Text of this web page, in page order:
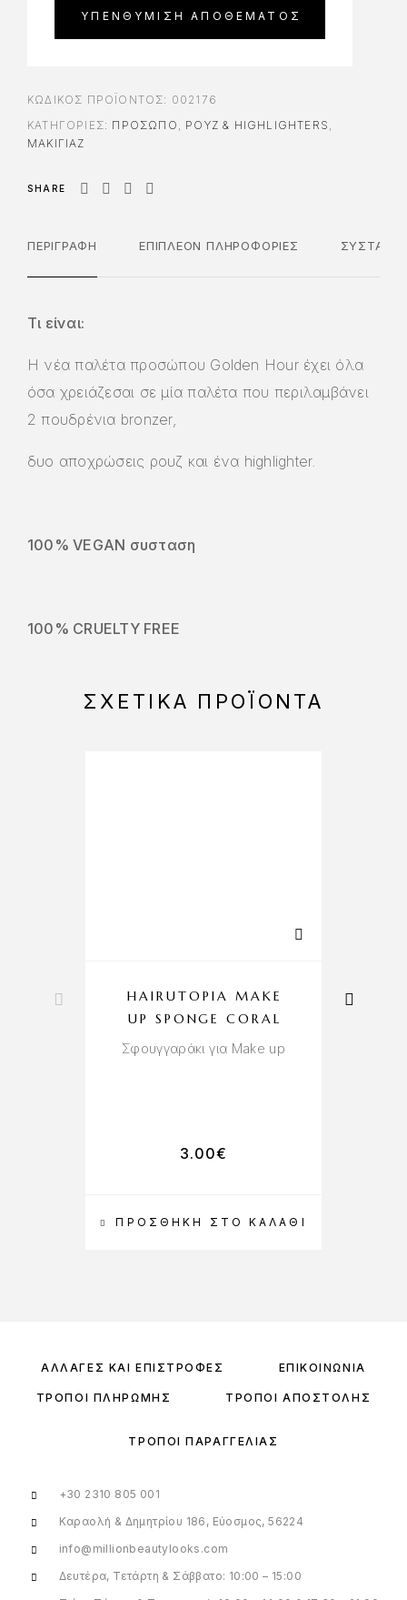
ΚΩΔΙΚΌΣ ΠΡΟΪΌΝΤΟΣ: 002176
ΚΑΤΗΓΟΡΊΕΣ: ΠΡΌΣΩΠΟ ΡΟΥΖ & HIGHLIGHTERS
ΜΑΚΙΓΙΑΖ
SHARE
ΠΕΡΙΓΡΑΦΉ ΕΠΙΠΛΈΟΝ ΠΛΗΡΟΦΟΡΊΕΣ
Τι είναι:
Η νέα παλέτα προσώπου Golden Hour έχει όλα
όσα χρειάζεσαι σε μία παλέτα που περιλαμβάνει
2 πουδρένια bronzer,
δυο αποχρώσεις ρουζ και ένα highlighter.
100% VEGAN συσταση
100% CRUELTY FREE
ΣΧΕΤΙΚΆ ΠΡΟΪΌΝΤΑ
ΠΡΟΣΘΉΚΗ ΣΤΟ ΚΑΛΆΘΙ
HAIRUTOPIA MAKE
UP SPONGE CORAL
Σφουγγαράκι για Make up
3.00€
ΑΛΛΑΓΈΣ ΚΑΙ ΕΠΙΣΤΡΟΦΈΣ ΕΠΙΚΟΙΝΩΝΊΑ
ΤΡΌΠΟΙ ΠΛΗΡΩΜΉΣ ΤΡΌΠΟΙ ΑΠΟΣΤΟΛΉΣ
ΤΡΌΠΟΙ ΠΑΡΑΓΓΕΛΊΑΣ
+30 2310 805 001
Καραολή & Δημητρίου 186, Εύοσμος, 56224
info@millionbeautylooks.com
Δευτέρα, Τετάρτη & Σάββατο: 10:00 – 15:00